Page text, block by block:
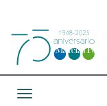
Toggle navigation